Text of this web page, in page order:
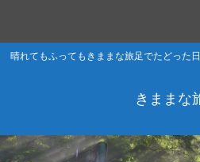
晴れてもふってもきままな旅足でたどった
きままな